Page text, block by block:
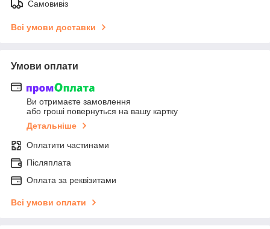
Самовивіз
Всі умови доставки
Умови оплати
Ви отримаєте замовлення
або гроші повернуться на вашу картку
Детальніше
Оплатити частинами
Післяплата
Оплата за реквізитами
Всі умови оплати